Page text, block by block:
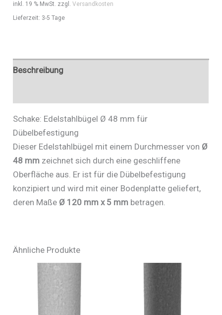
Art.Nr.
inkl. 19 % MwSt. zzgl.Versandkosten
Lieferzeit: 3-5 Tage
Beschreibung
Schake: Edelstahlbügel Ø 48 mm für
Dübelbefestigung
Dieser Edelstahlbügel mit einem Durchmesser von Ø
48 mm zeichnet sich durch eine geschliffene
Oberfläche aus. Er ist für die Dübelbefestigung
konzipiert und wird mit einer Bodenplatte geliefert,
deren Maße Ø 120 mm x 5 mm betragen.
Ähnliche Produkte